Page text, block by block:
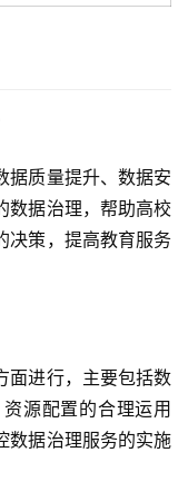
据质量提升、数据安
数据治理，帮助高校
决策，提高教育服务
面进行，主要包括数
源配置的合理运用
数据治理服务的实施